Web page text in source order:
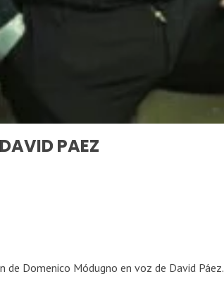
PAEZ
Domenico Módugno en voz de David Páez.